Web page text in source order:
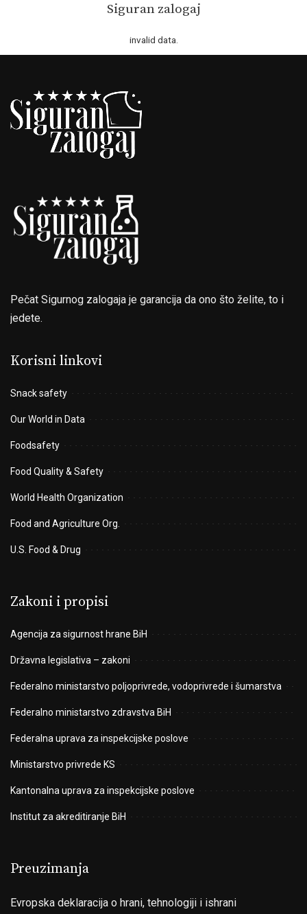
Siguran zalogaj
invalid data.
Pečat Sigurnog zalogaja je garancija da ono što želite, to i
jedete.
Korisni linkovi
Snack safety
Our World in Data
Foodsafety
Food Quality & Safety
World Health Organization
Food and Agriculture Org.
U.S. Food & Drug
Zakoni i propisi
Agencija za sigurnost hrane BiH
Državna legislativa – zakoni
Federalno ministarstvo poljoprivrede, vodoprivrede i šumarstva
Federalno ministarstvo zdravstva BiH
Federalna uprava za inspekcijske poslove
Ministarstvo privrede KS
Kantonalna uprava za inspekcijske poslove
Institut za akreditiranje BiH
Preuzimanja
Evropska deklaracija o hrani, tehnologiji i ishrani